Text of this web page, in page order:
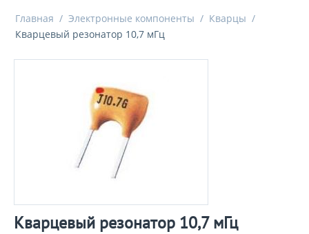
Главная / Электронные компоненты / Кварцы /
Кварцевый резонатор 10,7 мГц
Кварцевый резонатор 10,7 мГц